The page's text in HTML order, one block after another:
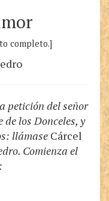
completo.]
petición del señor
los Donceles, y
llámase Cárcel
Comienza el